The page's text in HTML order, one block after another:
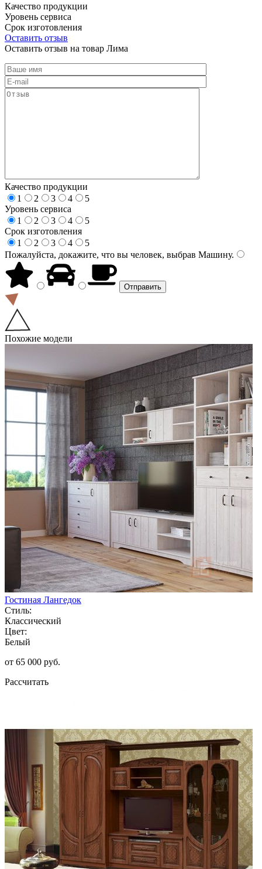
Качество продукции
Уровень сервиса
Срок изготовления
Оставить отзыв
Оставить отзыв на товар Лима
Качество продукции
1
2 3 4
5
Уровень сервиса
1
2 3 4
5
Срок изготовления
1
2 3 4
5
Пожалуйста, докажите, что вы человек, выбрав Машину.
Похожие модели
Гостиная Лангедок
Стиль:
Классический
Цвет:
Белый
от 65 000 руб.
Рассчитать